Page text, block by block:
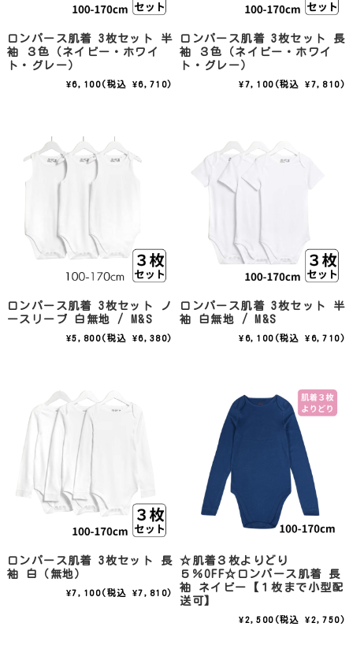
ロンパース肌着 3枚セット 半
袖 ３色（ネイビー・ホワイ
ト・グレー）
¥6,100(税込 ¥6,710)
ロンパース肌着 3枚セット 長
袖 ３色（ネイビー・ホワイ
ト・グレー）
¥7,100 (税込 ¥7,810)
ロンパース肌着 3枚セット ノ
ースリーブ 白無地 / M&S
¥5,800(税込 ¥6,380)
ロンパース肌着 3枚セット 半
袖 白無地 / M&S
¥6,100 (税込 ¥6,710)
ロンパース肌着 3枚セット 長
袖 白（無地）
¥7,100(税込 ¥7,810)
☆肌着３枚よりどり
５％OFF☆ロンパース肌着 長
袖 ネイビー【１枚まで小型配
送可】
¥2,500 (税込 ¥2,750)